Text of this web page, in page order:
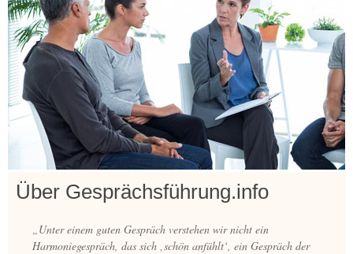
Über Gesprächsführung.info
„Unter einem guten Gespräch verstehen wir nicht ein
Harmoniegespräch, das sich ‚schön anfühlt‘, ein Gespräch der